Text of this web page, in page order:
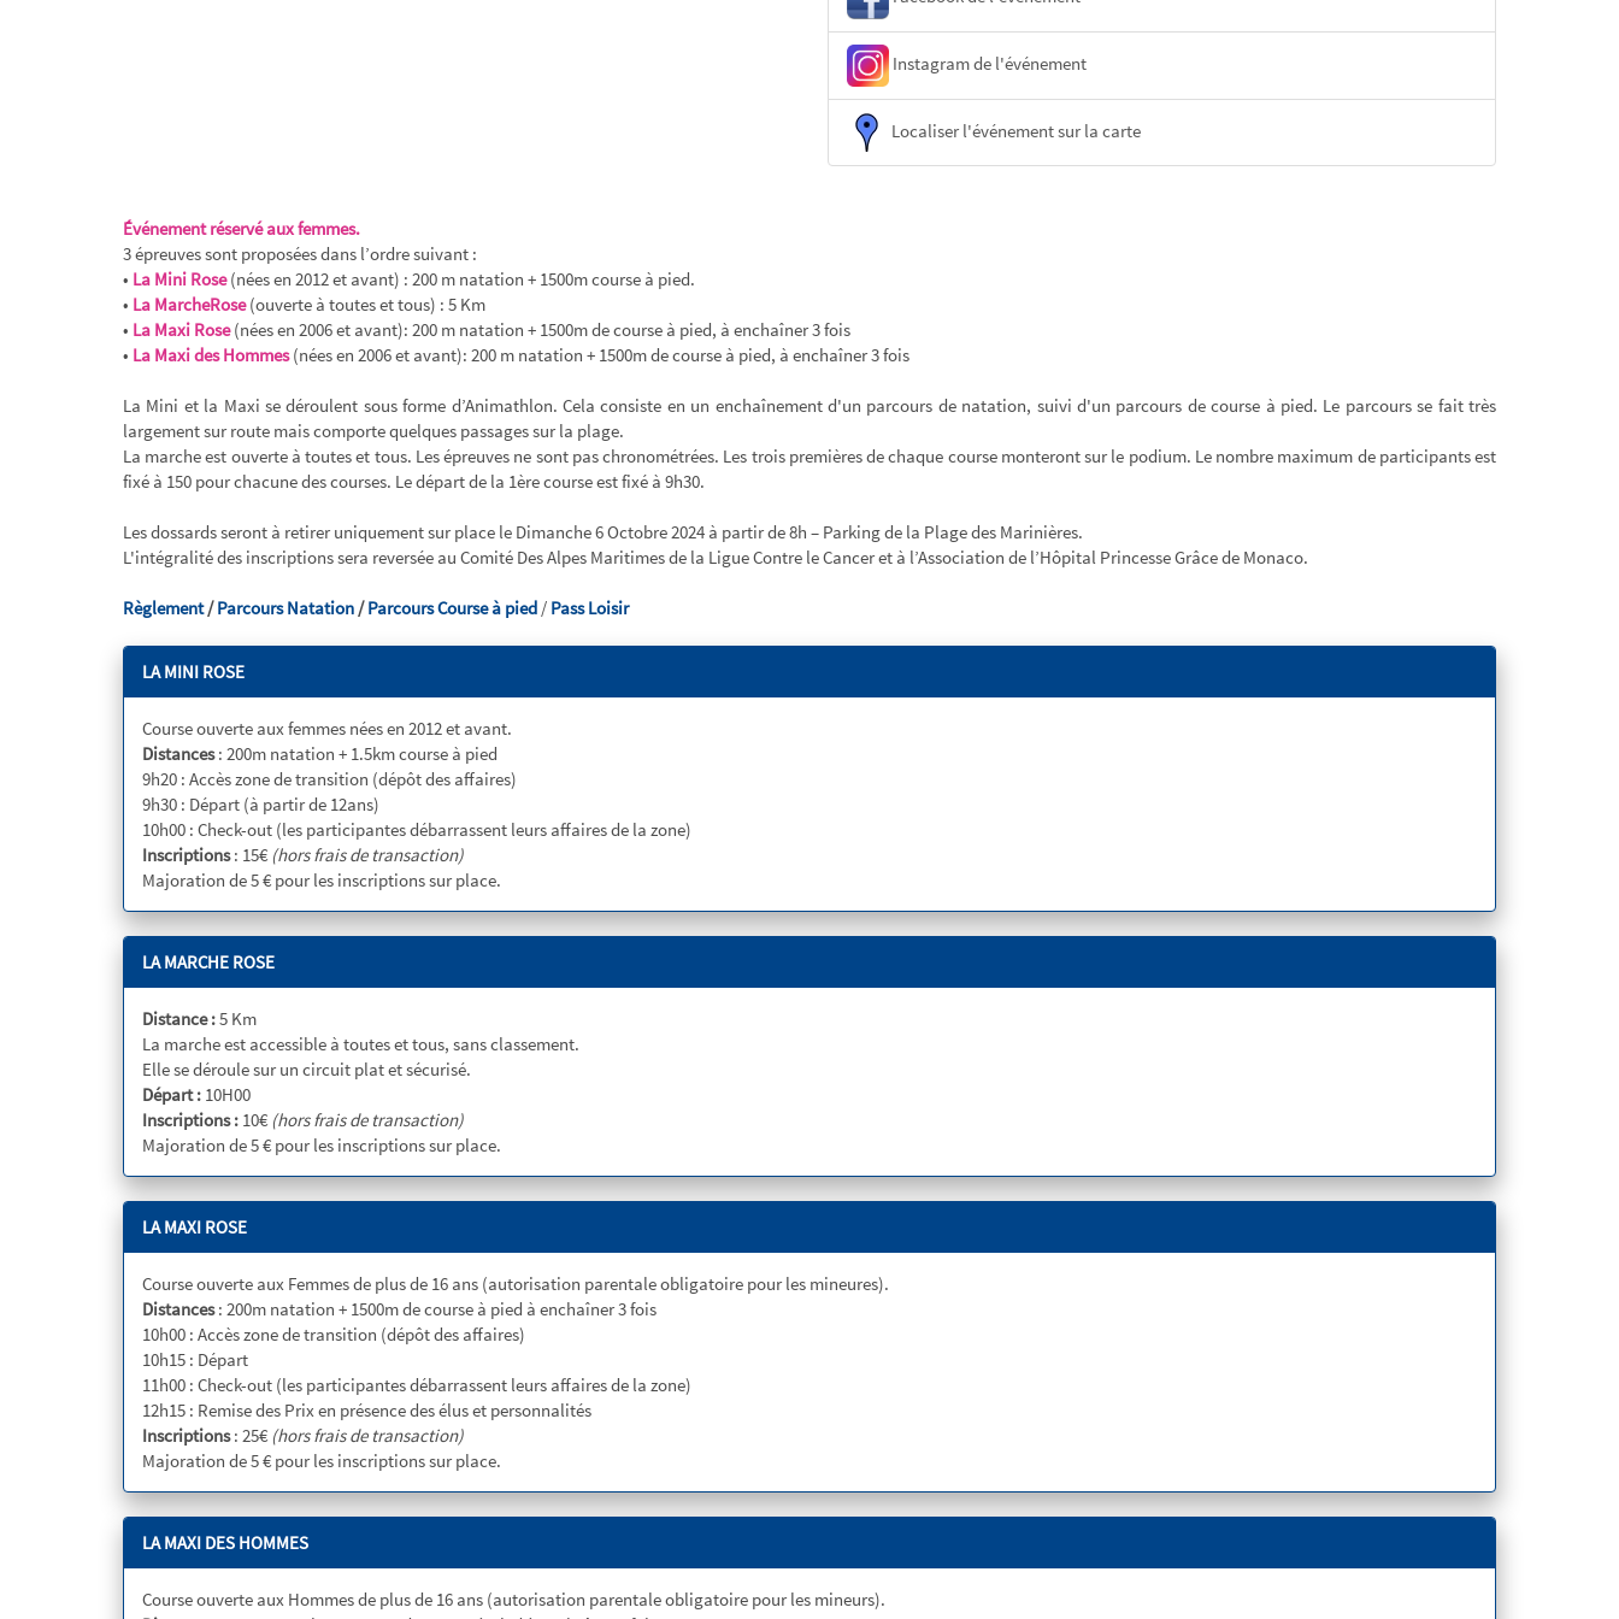
Instagram de l'événement
Localiser l'événement sur la carte
Événement réservé aux femmes.
3 épreuves sont proposées dans l’ordre suivant :
• La Mini Rose(nées en 2012 et avant) : 200 m natation + 1500m course à pied.
• La MarcheRose(ouverte à toutes et tous) : 5 Km
• La Maxi Rose(nées en 2006 et avant): 200 m natation + 1500m de course à pied, à enchaîner 3 fois
• La Maxi des Hommes(nées en 2006 et avant): 200 m natation + 1500m de course à pied, à enchaîner 3 fois
La Mini et la Maxi se déroulent sous forme d’Animathlon. Cela consiste en un enchaînement d'un parcours de natation, suivi d'un parcours de course à pied. Le parcours se fait très
largement sur route mais comporte quelques passages sur la plage.
La marche est ouverte à toutes et tous. Les épreuves ne sont pas chronométrées. Les trois premières de chaque course monteront sur le podium. Le nombre maximum de participants est
fixé à 150 pour chacune des courses. Le départ de la 1ère course est fixé à 9h30.
Les dossards seront à retirer uniquement sur place le Dimanche 6 Octobre 2024 à partir de 8h – Parking de la Plage des Marinières.
L'intégralité des inscriptions sera reversée au Comité Des Alpes Maritimes de la Ligue Contre le Cancer et à l’Association de l’Hôpital Princesse Grâce de Monaco.
Règlement/Parcours Natation/Parcours Course à pied / Pass Loisir
LA MINI ROSE
Course ouverte aux femmes nées en 2012 et avant.
Distances: 200m natation + 1.5km course à pied
9h20 : Accès zone de transition (dépôt des affaires)
9h30 : Départ (à partir de 12ans)
10h00 : Check-out (les participantes débarrassent leurs affaires de la zone)
Inscriptions: 15€ (hors frais de transaction)
Majoration de 5 € pour les inscriptions sur place.
LA MARCHE ROSE
Distance :5 Km
La marche est accessible à toutes et tous, sans classement.
Elle se déroule sur un circuit plat et sécurisé.
Départ : 10H00
Inscriptions : 10€ (hors frais de transaction)
Majoration de 5 € pour les inscriptions sur place.
LA MAXI ROSE
Course ouverte aux Femmes de plus de 16 ans (autorisation parentale obligatoire pour les mineures).
Distances: 200m natation + 1500m de course à pied à enchaîner 3 fois
10h00 : Accès zone de transition (dépôt des affaires)
10h15 : Départ
11h00 : Check-out (les participantes débarrassent leurs affaires de la zone)
12h15 : Remise des Prix en présence des élus et personnalités
Inscriptions: 25€ (hors frais de transaction)
Majoration de 5 € pour les inscriptions sur place.
LA MAXI DES HOMMES
Course ouverte aux Hommes de plus de 16 ans (autorisation parentale obligatoire pour les mineurs).